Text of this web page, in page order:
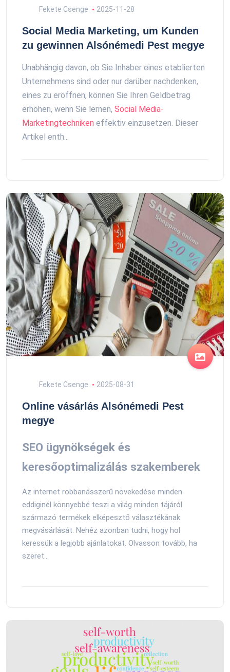
Fekete Csenge 2025-11-28
Social Media Marketing, um Kunden
zu gewinnen Alsónémedi Pest megye
Unabhängig davon, ob Sie Inhaber eines etablierten
Unternehmens sind oder nur darüber nachdenken,
eines zu eröffnen, können Sie Ihren Geldbetrag
erhöhen, wenn Sie lernen, Social Media-
Marketingtechniken effektiv einzusetzen. Dieser
Artikel enth...
Fekete Csenge 2025-08-31
Online vásárlás Alsónémedi Pest
megye
SEO ügynökségek és
keresőoptimalizálás szakemberek
Az internet robbanásszerű növekedése minden
eddiginél könnyebbé teszi a világ minden tájáról
származó termékek elképesztő választékának
megvásárlását. Nehéz azonban tudni, hogy hol
keressük a legjobb ajánlatokat. Olvasson tovább, ha
szeret...